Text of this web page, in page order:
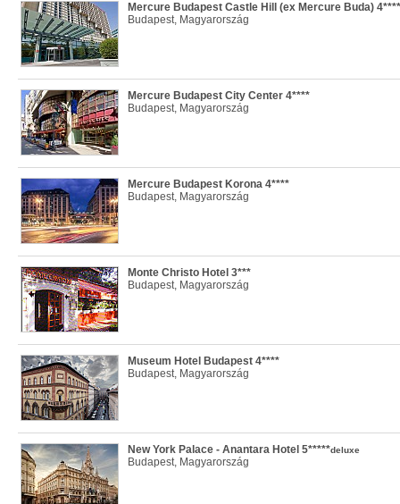
Mercure Budapest Castle Hill (ex Mercure Buda) 4****
Budapest, Magyarország
Mercure Budapest City Center 4****
Budapest, Magyarország
Mercure Budapest Korona 4****
Budapest, Magyarország
Monte Christo Hotel 3***
Budapest, Magyarország
Museum Hotel Budapest 4****
Budapest, Magyarország
New York Palace - Anantara Hotel 5*****deluxe
Budapest, Magyarország